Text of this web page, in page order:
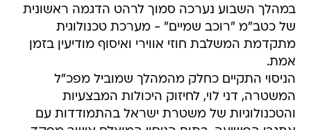
במהלך השבוע נערכה סמוך לרהט הדגמה ראשונית
של כטב"מ "רוכב שמיים" - מערכת טכנולוגית
מתקדמת המשלבת חוזי אווירי ואיסוף מודיעין בזמן
אמת.
הניסוי התקיים כחלק מהמהלך שמוביל מפכ"ל
המשטרה, דני לוי, לחיזוק היכולות המבצעיות
והטכנולוגיות של משטרת ישראל בהתמודדות עם